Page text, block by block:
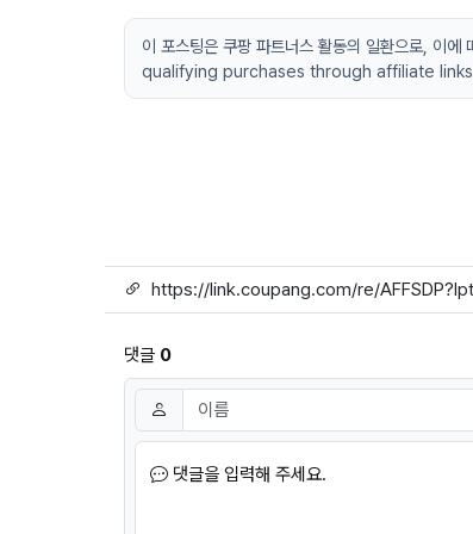
이 포스팅은 쿠팡 파트너스 활동의 일환으로,
qualifying purchases through affiliate
링크
댓글 0
댓글쓰기
이름 필수
댓글을 입력해 주세요.